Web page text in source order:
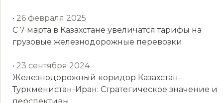
• 26 февраля 2025
С 7 марта в Казахстане увеличатся тарифы на
грузовые железнодорожные перевозки
• 23 сентября 2024
Железнодорожный коридор Казахстан-
Туркменистан-Иран: Стратегическое значение и